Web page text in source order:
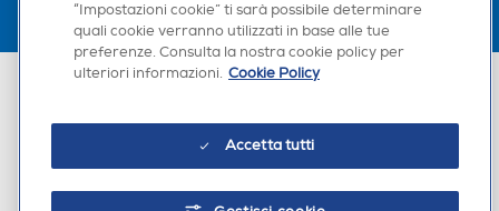
Euronics Italia SpA. Sede legale Via Montefeltro, 6/a 20156 Milano
“Impostazioni cookie” ti sarà possibile determinare
quali cookie verranno utilizzati in base alle tue
preferenze. Consulta la nostra cookie policy per
ulteriori informazioni. Cookie Policy
Accetta tutti